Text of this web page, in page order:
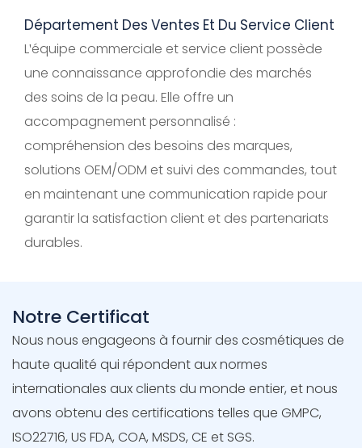
Département Des Ventes Et Du Service Client
L'équipe commerciale et service client possède
une connaissance approfondie des marchés
des soins de la peau. Elle offre un
accompagnement personnalisé :
compréhension des besoins des marques,
solutions OEM/ODM et suivi des commandes, tout
en maintenant une communication rapide pour
garantir la satisfaction client et des partenariats
durables.
Notre Certificat
Nous nous engageons à fournir des cosmétiques de
haute qualité qui répondent aux normes
internationales aux clients du monde entier, et nous
avons obtenu des certifications telles que GMPC,
ISO22716, US FDA, COA, MSDS, CE et SGS.